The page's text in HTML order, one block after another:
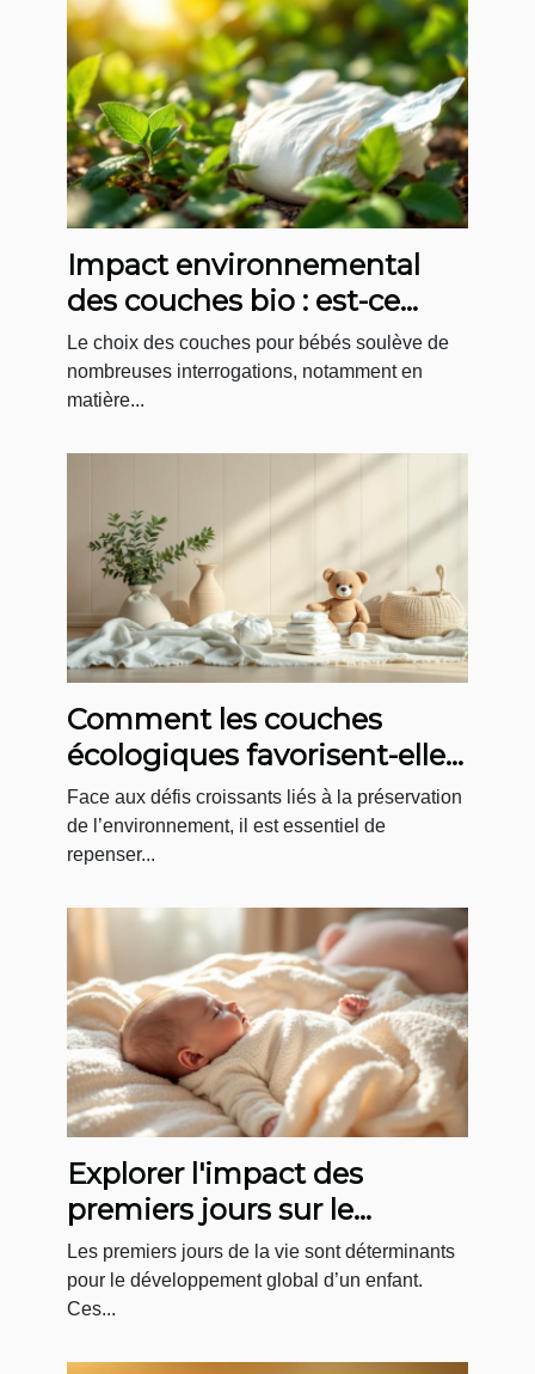
Impact environnemental
des couches bio : est-ce
vraiment mieux ?
Le choix des couches pour bébés soulève de
nombreuses interrogations, notamment en
matière...
Comment les couches
écologiques favorisent-elles
le développement durable ?
Face aux défis croissants liés à la préservation
de l’environnement, il est essentiel de
repenser...
Explorer l'impact des
premiers jours sur le
développement infantile
Les premiers jours de la vie sont déterminants
pour le développement global d’un enfant.
Ces...